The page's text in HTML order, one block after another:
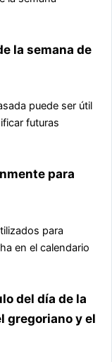
la semana de
puede ser útil
futuras
para
para
en el calendario
del día de la
gregoriano y el